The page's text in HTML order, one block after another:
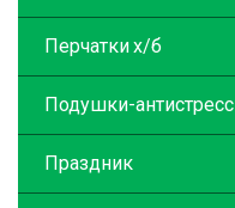
Перчатки х/б
Подушки-антистресс
Праздник